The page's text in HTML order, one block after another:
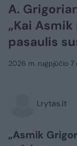
A.
„Kai
pasaulis
2026 m. rugpjūčio 7
Lrytas.lt
„Asmik